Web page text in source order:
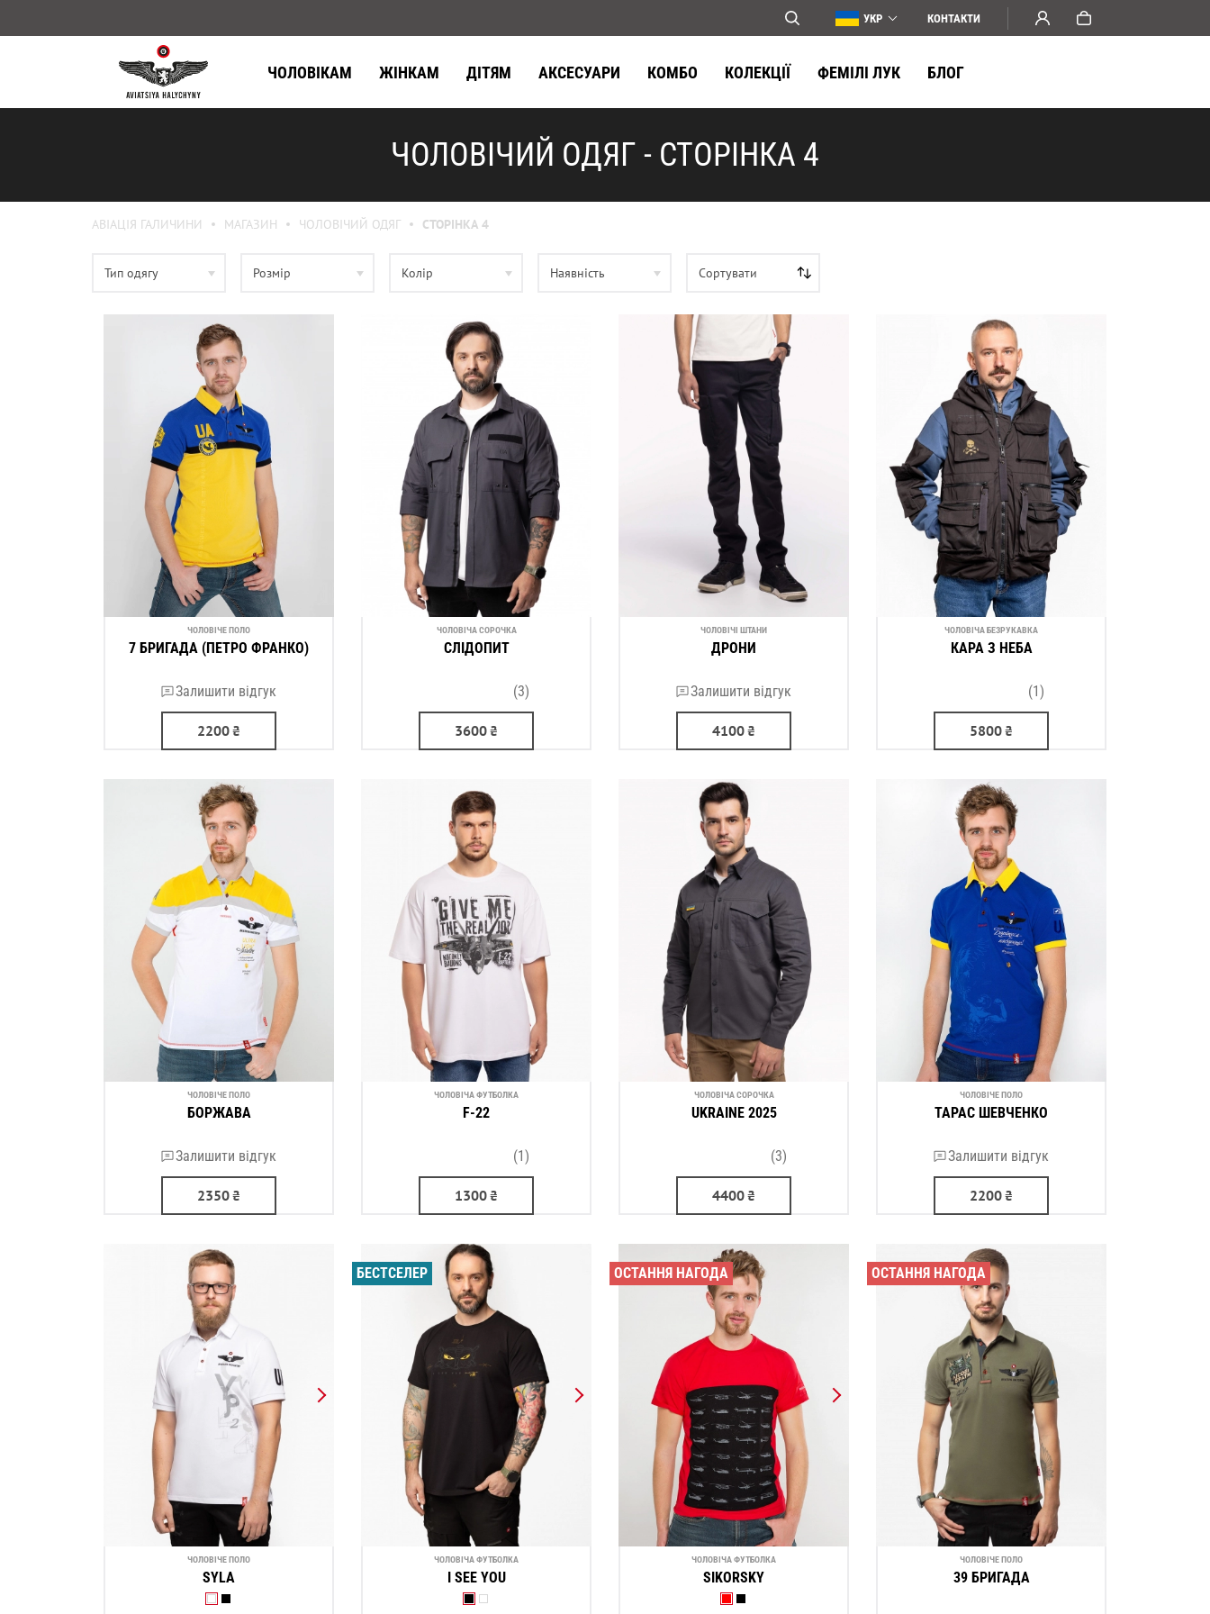
УКР КОНТАКТИ
ЧОЛОВІКАМ ЖІНКАМ ДІТЯМ АКСЕСУАРИ КОМБО КОЛЕКЦІЇ ФЕМІЛІ ЛУК БЛОГ
ЧОЛОВІЧИЙ ОДЯГ - СТОРІНКА 4
АВІАЦІЯ ГАЛИЧИНИ МАГАЗИН ЧОЛОВІЧИЙ ОДЯГ СТОРІНКА 4
Тип одягу Розмір Колір Наявність Сортувати
ЧОЛОВІЧЕ ПОЛО
7 БРИГАДА (ПЕТРО ФРАНКО)
Залишити відгук
2200₴
ЧОЛОВІЧА СОРОЧКА
СЛІДОПИТ
(3)
3600₴
ЧОЛОВІЧІ ШТАНИ
ДРОНИ
Залишити відгук
4100₴
ЧОЛОВІЧА БЕЗРУКАВКА
КАРА З НЕБА
(1)
5800₴
ЧОЛОВІЧЕ ПОЛО
БОРЖАВА
Залишити відгук
2350₴
ЧОЛОВІЧА ФУТБОЛКА
F-22
(1)
1300₴
ЧОЛОВІЧА СОРОЧКА
UKRAINE 2025
(3)
4400₴
ЧОЛОВІЧЕ ПОЛО
ТАРАС ШЕВЧЕНКО
Залишити відгук
2200₴
ЧОЛОВІЧЕ ПОЛО
SYLA
БЕСТСЕЛЕР
ЧОЛОВІЧА ФУТБОЛКА
I SEE YOU
ОСТАННЯ НАГОДА
ЧОЛОВІЧА ФУТБОЛКА
SIKORSKY
ОСТАННЯ НАГОДА
ЧОЛОВІЧЕ ПОЛО
39 БРИГАДА